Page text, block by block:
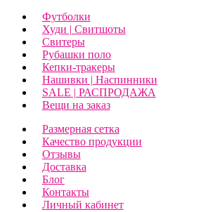
Футболки
Худи | Свитшоты
Свитеры
Рубашки поло
Кепки-тракеры
Нашивки | Наспинники
SALE | РАСПРОДАЖА
Вещи на заказ
Размерная сетка
Качество продукции
Отзывы
Доставка
Блог
Контакты
Личный кабинет